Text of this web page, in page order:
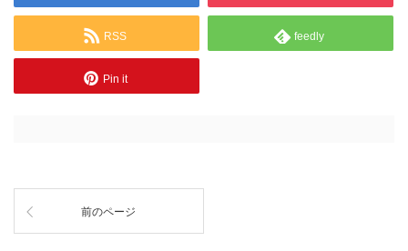
RSS feedly
Pin it
前のページ